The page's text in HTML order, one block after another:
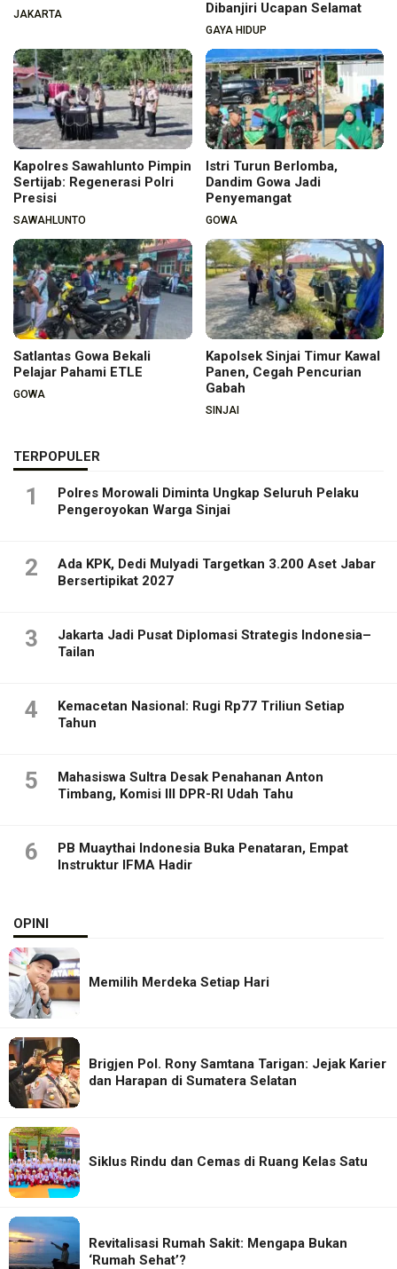
JAKARTA
Dibanjiri Ucapan Selamat
GAYA HIDUP
Kapolres Sawahlunto Pimpin
Sertijab: Regenerasi Polri
Presisi
SAWAHLUNTO
Istri Turun Berlomba,
Dandim Gowa Jadi
Penyemangat
GOWA
Satlantas Gowa Bekali
Pelajar Pahami ETLE
GOWA
Kapolsek Sinjai Timur Kawal
Panen, Cegah Pencurian
Gabah
SINJAI
TERPOPULER
1
Polres Morowali Diminta Ungkap Seluruh Pelaku
Pengeroyokan Warga Sinjai
2
Ada KPK, Dedi Mulyadi Targetkan 3.200 Aset Jabar
Bersertipikat 2027
3
Jakarta Jadi Pusat Diplomasi Strategis Indonesia–
Tailan
4
Kemacetan Nasional: Rugi Rp77 Triliun Setiap
Tahun
5
Mahasiswa Sultra Desak Penahanan Anton
Timbang, Komisi III DPR-RI Udah Tahu
6
PB Muaythai Indonesia Buka Penataran, Empat
Instruktur IFMA Hadir
OPINI
Memilih Merdeka Setiap Hari
Brigjen Pol. Rony Samtana Tarigan: Jejak Karier
dan Harapan di Sumatera Selatan
Siklus Rindu dan Cemas di Ruang Kelas Satu
Revitalisasi Rumah Sakit: Mengapa Bukan
‘Rumah Sehat’?